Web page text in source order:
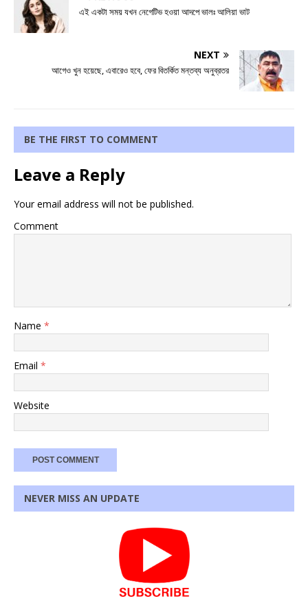
এই একটা সময় যখন নেগেটিভ হওয়া আদপে ভালঃ আলিয়া ভাট
NEXT
আগেও খুন হয়েছে, এবারেও হবে, ফের বিতর্কিত মন্তব্য অনুব্রতর
BE THE FIRST TO COMMENT
Leave a Reply
Your email address will not be published.
Comment
Name *
Email *
Website
NEVER MISS AN UPDATE